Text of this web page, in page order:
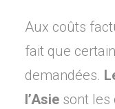
Aux coûts
fait que
demandées.
l’Asie sont les